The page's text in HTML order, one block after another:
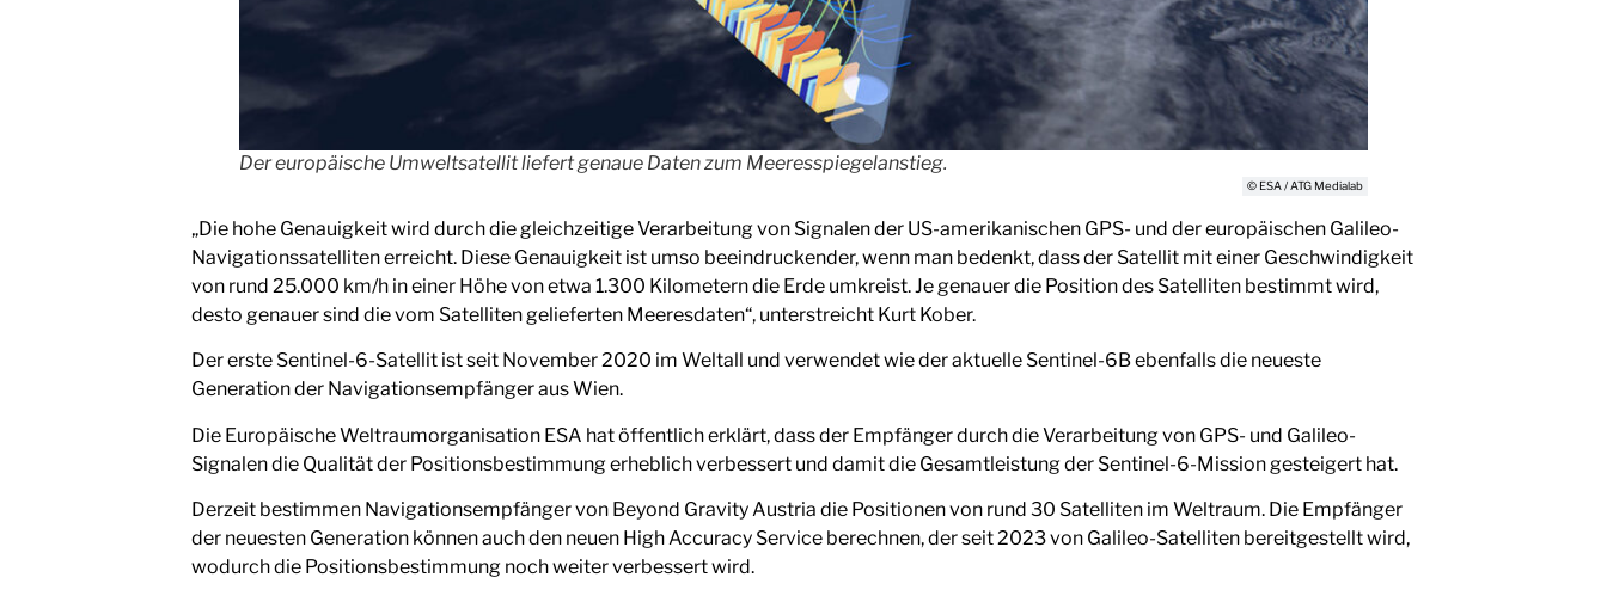
Der europäische Umweltsatellit liefert genaue Daten zum Meeresspiegelanstieg.
© ESA / ATG Medialab
„Die hohe Genauigkeit wird durch die gleichzeitige Verarbeitung von Signalen der US-amerikanischen GPS- und der europäischen Galileo-
Navigationssatelliten erreicht. Diese Genauigkeit ist umso beeindruckender, wenn man bedenkt, dass der Satellit mit einer Geschwindigkeit
von rund 25.000 km/h in einer Höhe von etwa 1.300 Kilometern die Erde umkreist. Je genauer die Position des Satelliten bestimmt wird,
desto genauer sind die vom Satelliten gelieferten Meeresdaten“, unterstreicht Kurt Kober.
Der erste Sentinel-6-Satellit ist seit November 2020 im Weltall und verwendet wie der aktuelle Sentinel-6B ebenfalls die neueste
Generation der Navigationsempfänger aus Wien.
Die Europäische Weltraumorganisation ESA hat öffentlich erklärt, dass der Empfänger durch die Verarbeitung von GPS- und Galileo-
Signalen die Qualität der Positionsbestimmung erheblich verbessert und damit die Gesamtleistung der Sentinel-6-Mission gesteigert hat.
Derzeit bestimmen Navigationsempfänger von Beyond Gravity Austria die Positionen von rund 30 Satelliten im Weltraum. Die Empfänger
der neuesten Generation können auch den neuen High Accuracy Service berechnen, der seit 2023 von Galileo-Satelliten bereitgestellt wird,
wodurch die Positionsbestimmung noch weiter verbessert wird.